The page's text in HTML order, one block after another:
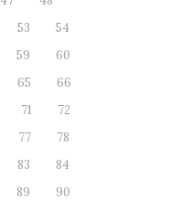
53
54
59
60
65
66
71
72
77
78
83
84
89
90